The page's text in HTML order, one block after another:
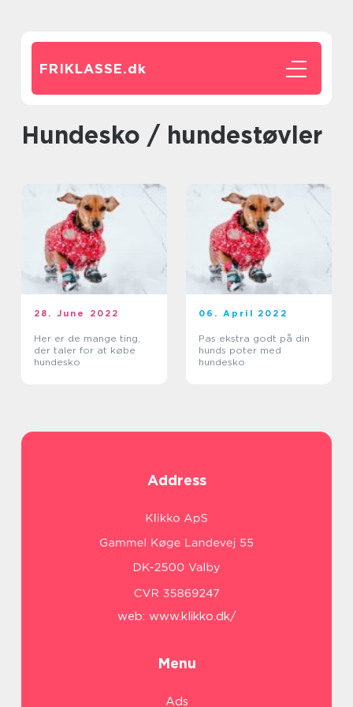
FRIKLASSE.dk
hundesko / hundestøvler
28. June 2022
Her er de mange ting,
der taler for at købe
hundesko
06. April 2022
Pas ekstra godt på din
hunds poter med
hundesko
Address
web: www.klikko.dk/
Menu
Ads